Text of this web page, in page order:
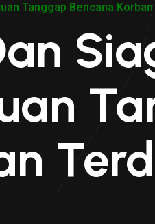
Tanggap Bencana